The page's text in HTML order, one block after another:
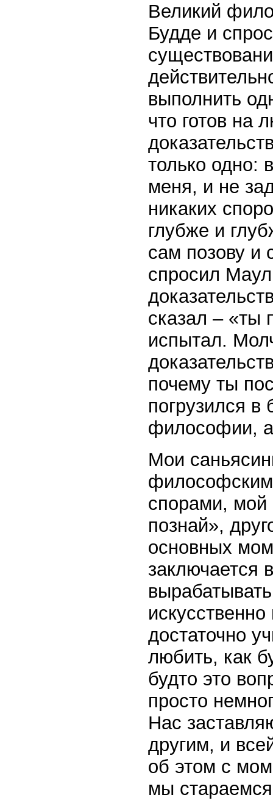
Великий
Будде и
выполнить
что готов на
только одно:
меня, и не
никаких
глубже и
сам позову и
спросил
сказал – «ты
испытал.
почему ты
погрузился
философии, а
Мои
спорами, мой
познай»,
основных
заключается
достаточно
любить, как
будто это
просто
Нас
другим, и
об этом с
мы